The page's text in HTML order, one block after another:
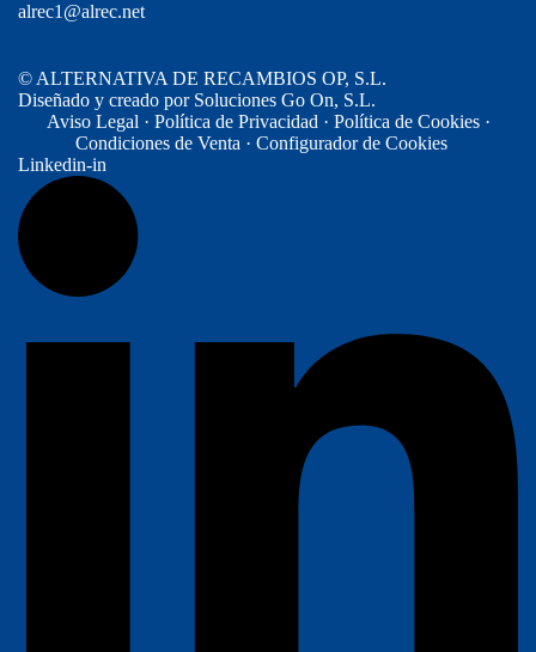
alrec1@alrec.net
© ALTERNATIVA DE RECAMBIOS OP, S.L.
Diseñado y creado por Soluciones Go On, S.L.
Aviso Legal · Política de Privacidad · Política de Cookies·
Condiciones de Venta · Configurador de Cookies
Linkedin-in